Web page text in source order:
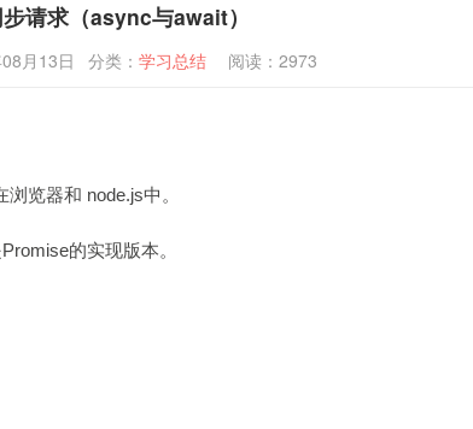
请求（async与await）
月13日 分类： 学习总结 阅读：2973
览器和 node.js中。
的实现版本。